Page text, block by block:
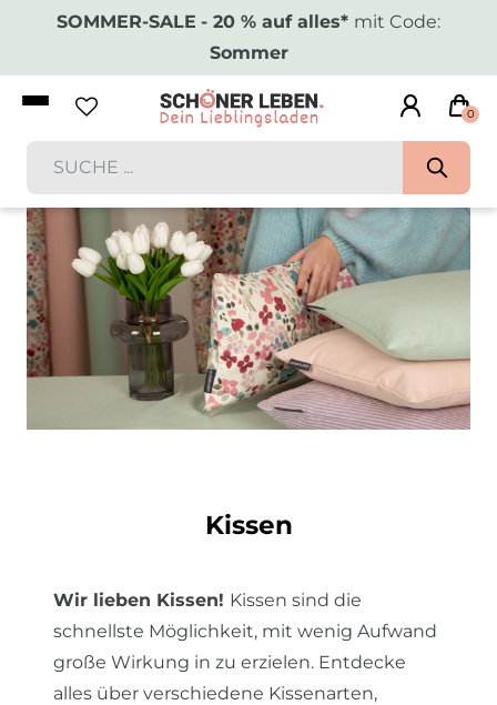
SOMMER-SALE - 20 % auf alles* mit Code:
Sommer
0
Kissen
Wir lieben Kissen! Kissen sind die
schnellste Möglichkeit, mit wenig Aufwand
große Wirkung in zu erzielen. Entdecke
alles über verschiedene Kissenarten,